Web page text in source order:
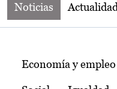
Noticias
Temas
Economía y empleo